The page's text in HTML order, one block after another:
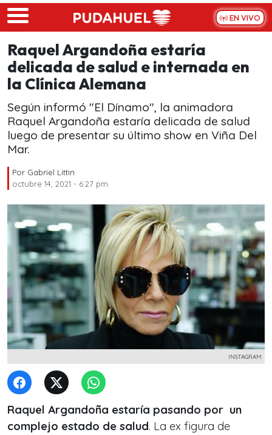
Skip to main content
EN VIVO
Raquel Argandoña estaría
delicada de salud e internada en
la Clínica Alemana
Según informó "El Dínamo", la animadora
Raquel Argandoña estaría delicada de salud
luego de presentar su último show en Viña Del
Mar.
Por Gabriel Littin
octubre 14, 2021 - 6:27 pm
INSTAGRAM
Raquel Argandoña estaría pasando por un
complejo estado de salud. La ex figura de